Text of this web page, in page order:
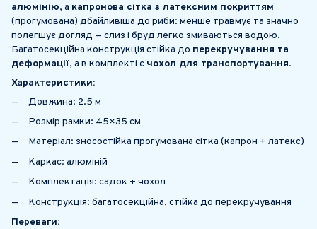
алюмінію, а капронова сітка з латексним покриттям
(прогумована) дбайливіша до риби: менше травмує та значно
полегшує догляд — слиз і бруд легко змиваються водою.
Багатосекційна конструкція стійка до перекручування та
деформації, а в комплекті є чохол для транспортування.
Характеристики:
Довжина: 2.5 м
Розмір рамки: 45×35 см
Матеріал: зносостійка прогумована сітка (капрон + латекс)
Каркас: алюміній
Комплектація: садок + чохол
Конструкція: багатосекційна, стійка до перекручування
Переваги: